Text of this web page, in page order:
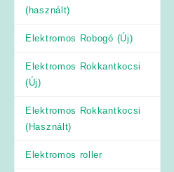
(használt)
Elektromos Robogó (Új)
Elektromos Rokkantkocsi
(Új)
Elektromos Rokkantkocsi
(Használt)
Elektromos roller